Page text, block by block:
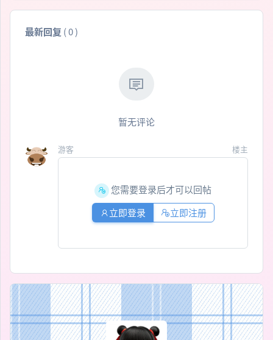
最新回复 (0)
暂无评论
游客 楼主
您需要登录后才可以回帖
立即登录
立即注册